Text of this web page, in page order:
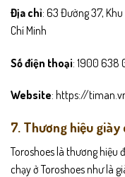
Địa chỉ: 63 Đường 37,
Chí Minh
Số điện thoại: 1900 638
Website: https://
7. Thương hiệu
Toroshoes là thương hiệu
chạy ở Toroshoes như là